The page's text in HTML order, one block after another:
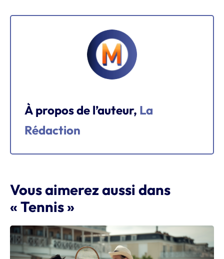
À propos de l’auteur, La
Rédaction
Vous aimerez aussi dans
« Tennis »